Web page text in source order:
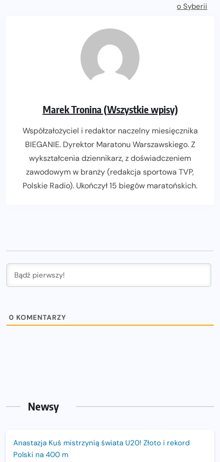
Marek Tronina (Wszystkie wpisy)
Współzałożyciel i redaktor naczelny miesięcznika
BIEGANIE. Dyrektor Maratonu Warszawskiego. Z
wykształcenia dziennikarz, z doświadczeniem
zawodowym w branży (redakcja sportowa TVP,
Polskie Radio). Ukończył 15 biegów maratońskich.
0 KOMENTARZY
Newsy
Anastazja Kuś mistrzynią świata U20! Złoto i rekord
Polski na 400 m